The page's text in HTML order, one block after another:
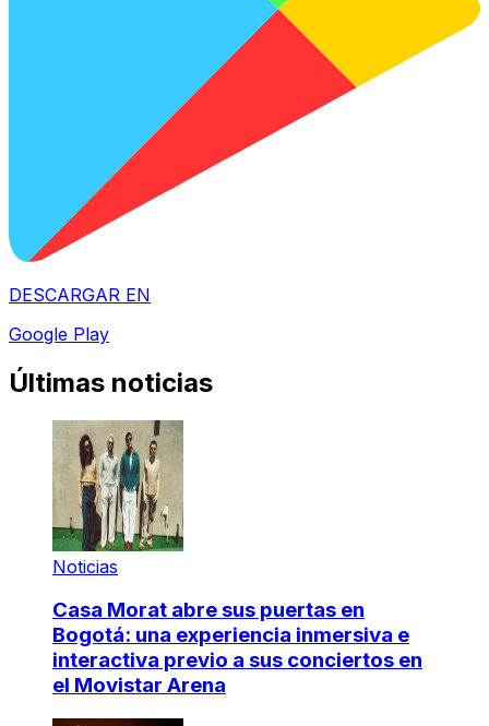
DESCARGAR EN
Google Play
Últimas noticias
Noticias
Casa Morat abre sus puertas en
Bogotá: una experiencia inmersiva e
interactiva previo a sus conciertos en
el Movistar Arena